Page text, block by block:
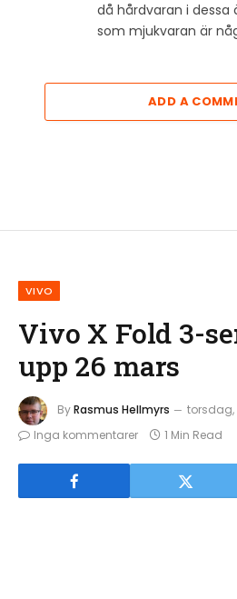
då hårdvaran i
som mjukvaran är
ADD A
VIVO
Vivo X Fold 3-
upp 26 mars
ByRasmus Hellmyrs
torsdag,
Inga kommentarer
1 Min Read